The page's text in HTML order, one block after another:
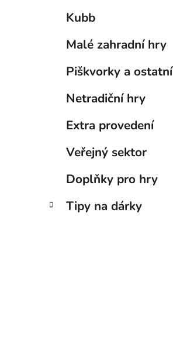
Kubb
Malé zahradní hry
Piškvorky a ostatní
Netradiční hry
Extra provedení
Veřejný sektor
Doplňky pro hry
Tipy na dárky